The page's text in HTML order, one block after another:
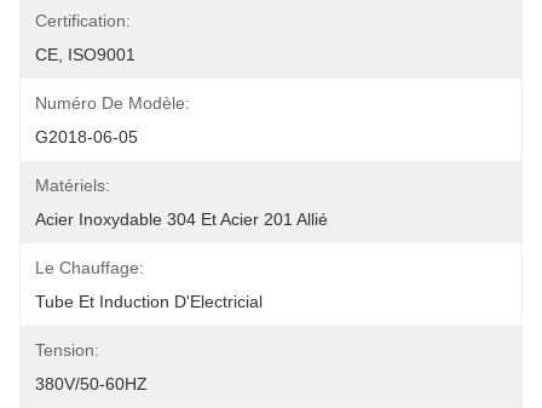
Certification:
CE, ISO9001
Numéro De Modèle:
G2018-06-05
Matériels:
Acier Inoxydable 304 Et Acier 201 Allié
Le Chauffage:
Tube Et Induction D'Electricial
Tension:
380V/50-60HZ